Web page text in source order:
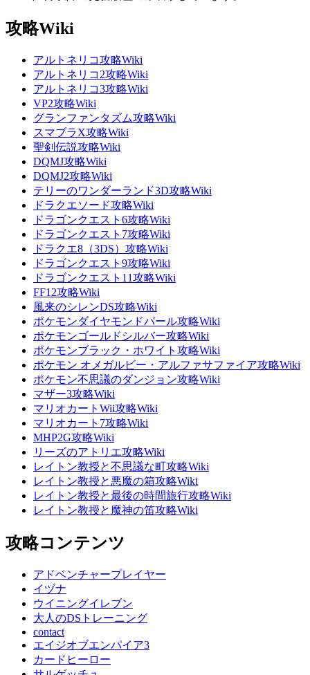
攻略Wiki
アルトネリコ攻略Wiki
アルトネリコ2攻略Wiki
アルトネリコ3攻略Wiki
VP2攻略Wiki
グランファンタズム攻略Wiki
スマブラX攻略Wiki
聖剣伝説攻略Wiki
DQMJ攻略Wiki
DQMJ2攻略Wiki
テリーのワンダーランド3D攻略Wiki
ドラクエソード攻略Wiki
ドラゴンクエスト6攻略Wiki
ドラゴンクエスト7攻略Wiki
ドラクエ8（3DS）攻略Wiki
ドラゴンクエスト9攻略Wiki
ドラゴンクエスト11攻略Wiki
FF12攻略Wiki
風来のシレンDS攻略Wiki
ポケモンダイヤモンドパール攻略Wiki
ポケモンゴールドシルバー攻略Wiki
ポケモンブラック・ホワイト攻略Wiki
ポケモン オメガルビー・アルファサファイア攻略Wiki
ポケモン不思議のダンジョン攻略Wiki
マザー3攻略Wiki
マリオカートWii攻略Wiki
マリオカート7攻略Wiki
MHP2G攻略Wiki
リーズのアトリエ攻略Wiki
レイトン教授と不思議な町攻略Wiki
レイトン教授と悪魔の箱攻略Wiki
レイトン教授と最後の時間旅行攻略Wiki
レイトン教授と魔神の笛攻略Wiki
攻略コンテンツ
アドベンチャープレイヤー
イヅナ
ウイニングイレブン
大人のDSトレーニング
contact
エイジオブエンパイア3
カードヒーロー